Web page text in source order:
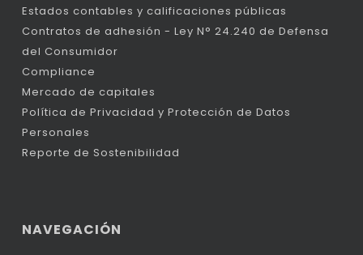
Estados contables y calificaciones públicas
Contratos de adhesión - Ley N° 24.240 de Defensa
del Consumidor
Compliance
Mercado de capitales
Política de Privacidad y Protección de Datos
Personales
Reporte de Sostenibilidad
NAVEGACIÓN